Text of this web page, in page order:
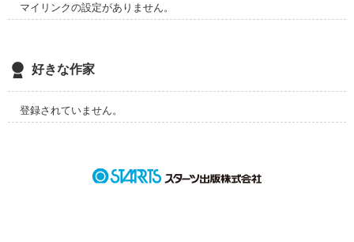
マイリンクの設定がありません。
好きな作家
登録されていません。